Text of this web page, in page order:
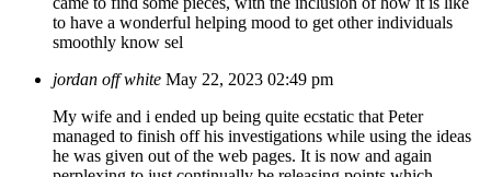
to have a wonderful helping mood to get other individuals
smoothly know sel
jordan off white May 22, 2023 02:49 pm
My wife and i ended up being quite ecstatic that Peter
managed to finish off his investigations while using the ideas
he was given out of the web pages. It is now and again